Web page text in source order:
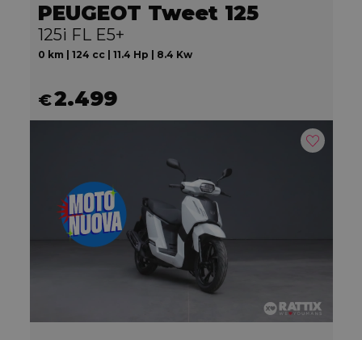
PEUGEOT Tweet 125
125i FL E5+
0 km | 124 cc | 11.4 Hp | 8.4 Kw
€2.499